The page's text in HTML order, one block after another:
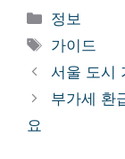
카
테
리
정보
태
그
가이드
서울 도시
부가세 환
요